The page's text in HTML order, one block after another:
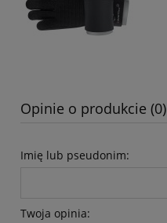
Opinie o produkcie (0)
Imię lub pseudonim:
Twoja opinia: